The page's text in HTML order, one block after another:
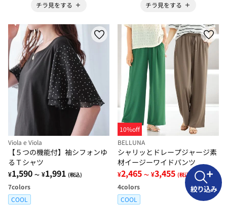
チラ見をする
チラ見をする
Viola e Viola
【５つの機能付】袖シフォンゆ
るＴシャツ
¥1,590 ～ ¥1,991 (税込)
7colors
COOL
10%off
BELLUNA
シャリッとドレープジャージ素
材イージーワイドパンツ
¥2,465 ～ ¥3,455 (税込)
4colors
COOL
絞り込み